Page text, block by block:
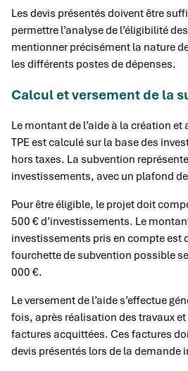
Les devis présentés doivent être
permettre l’analyse de l’éligibilité
mentionner précisément la nature
les différents postes de dépenses.
Calcul et versement de la
Le montant de l’aide à la création
TPE est calculé sur la base des
hors taxes. La subvention
investissements, avec un plafond
Pour être éligible, le projet doit
500 € d’investissements. Le
investissements pris en compte est
fourchette de subvention possible
000 €.
Le versement de l’aide s’effectue
fois, après réalisation des travaux
factures acquittées. Ces factures
devis présentés lors de la demande